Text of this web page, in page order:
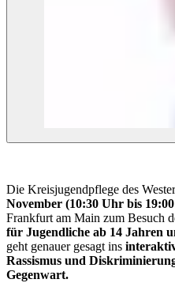
Die Kreisjugendpflege des
November (10:30 Uhr bis
Frankfurt am Main zum Besuch
für Jugendliche ab 14 Jahren
geht genauer gesagt ins
Rassismus und
Gegenwart.